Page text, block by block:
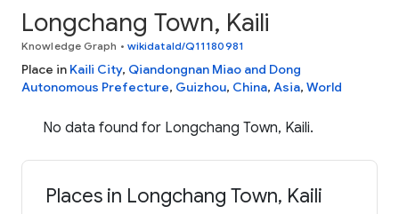
Longchang Town, Kaili
Knowledge Graph • wikidataId/Q11180981
Place in Kaili City, Qiandongnan Miao and Dong
Autonomous Prefecture, Guizhou, China, Asia, World
No data found for Longchang Town, Kaili.
Places in Longchang Town, Kaili